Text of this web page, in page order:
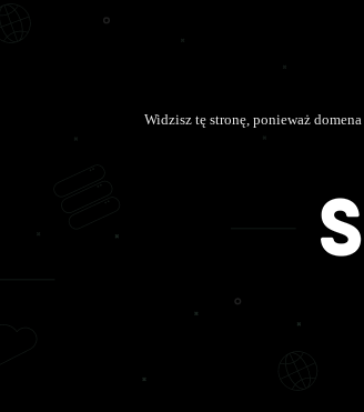
Widzisz tę stronę, ponieważ domena